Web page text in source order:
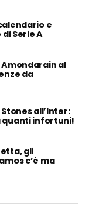
e
Serie A
Amondarain al
da
all’Inter:
quanti infortuni!
gli
c’è ma